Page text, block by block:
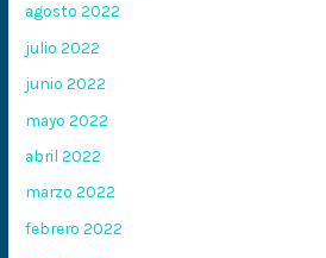
agosto 2022
julio 2022
junio 2022
mayo 2022
abril 2022
marzo 2022
febrero 2022